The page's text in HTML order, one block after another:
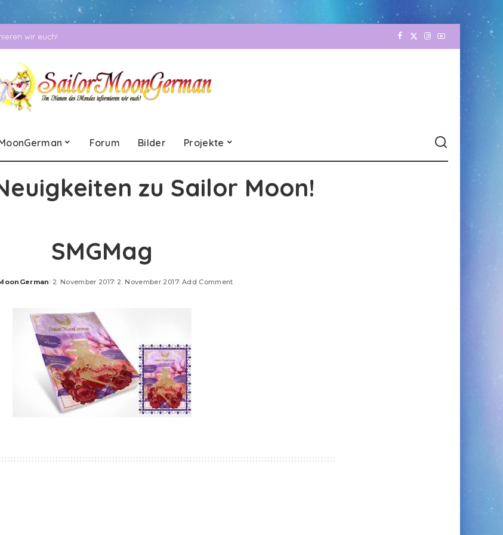
wir euch!
Forum Bilder Projekte
zu Sailor Moon!
SMGMag
2. November 2017 2. November 2017 Add Comment